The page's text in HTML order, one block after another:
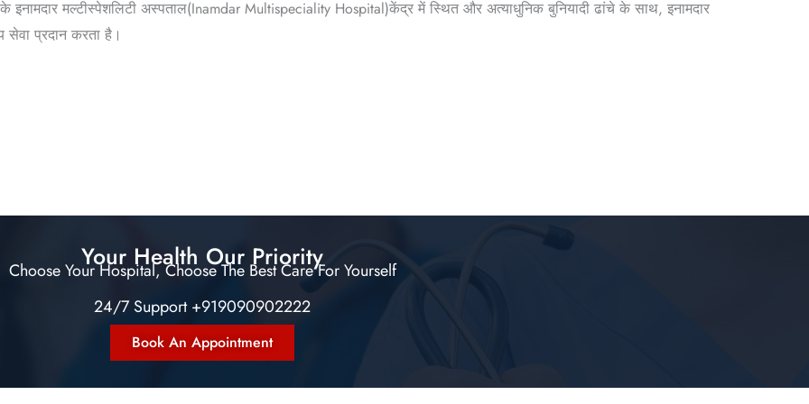
मल्टीस्पेशलिटी अस्पताल(Inamdar Multispeciality Hospital)केंद्र में स्थित और अत्याधुनिक बुनियादी ढांचे के साथ, इनामदार
सेवा प्रदान करता है।
Your Health Our Priority
Choose Your Hospital, Choose The Best Care For Yourself
24/7 Support +919090902222
Book An Appointment